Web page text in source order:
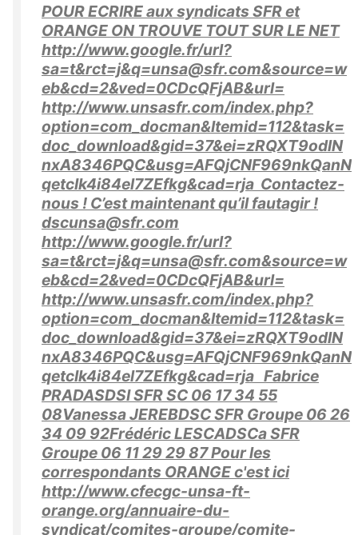
POUR ECRIRE aux syndicats SFR et
ORANGE ON TROUVE TOUT SUR LE NET
http://www.google.fr/url?
sa=t&rct=j&q=unsa@sfr.com&source=w
eb&cd=2&ved=0CDcQFjAB&url=
http://www.unsasfr.com/index.php?
option=com_docman&Itemid=112&task=
doc_download&gid=37&ei=zRQXT9odlN
nxA8346PQC&usg=AFQjCNF969nkQanN
qetcIk4i84el7ZEfkg&cad=rja Contactez-
nous ! C’est maintenant qu’il fautagir !
dscunsa@sfr.com
http://www.google.fr/url?
sa=t&rct=j&q=unsa@sfr.com&source=w
eb&cd=2&ved=0CDcQFjAB&url=
http://www.unsasfr.com/index.php?
option=com_docman&Itemid=112&task=
doc_download&gid=37&ei=zRQXT9odlN
nxA8346PQC&usg=AFQjCNF969nkQanN
qetcIk4i84el7ZEfkg&cad=rja Fabrice
PRADASDSI SFR SC 06 17 34 55
08Vanessa JEREBDSC SFR Groupe 06 26
34 09 92Frédéric LESCADSCa SFR
Groupe 06 11 29 29 87 Pour les
correspondants ORANGE c'est ici
http://www.cfecgc-unsa-ft-
orange.org/annuaire-du-
syndicat/comites-groupe/comite-